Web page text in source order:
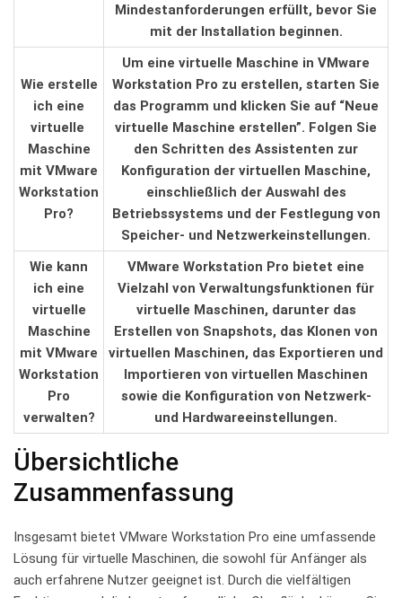
Mindestanforderungen erfüllt, bevor⁤ Sie
mit‍ der Installation⁢ beginnen.
Wie erstelle⁤
ich eine
virtuelle ​
Maschine
mit ⁢VMware
Workstation
Pro?
Um eine virtuelle Maschine in VMware
Workstation Pro zu erstellen, starten Sie
das Programm und klicken Sie ⁤auf “Neue
virtuelle Maschine ‌erstellen”.⁤ Folgen Sie‍
den Schritten des Assistenten zur
Konfiguration der ⁣virtuellen Maschine,
einschließlich der⁢ Auswahl‍ des⁢
Betriebssystems und der‌ Festlegung von
Speicher-⁢ und Netzwerkeinstellungen.
Wie kann
ich eine‌
virtuelle
Maschine
mit VMware
Workstation
‌Pro⁤
verwalten?
VMware Workstation Pro‍ bietet⁤ eine
Vielzahl⁣ von⁢ Verwaltungsfunktionen für
⁤virtuelle Maschinen, darunter das
Erstellen⁢ von Snapshots, ⁣das Klonen ⁢von
virtuellen Maschinen, das Exportieren und
Importieren von virtuellen ⁣Maschinen‌
sowie ⁢die Konfiguration von ‌Netzwerk-
und Hardwareeinstellungen.
Übersichtliche
Zusammenfassung
Insgesamt bietet VMware Workstation Pro eine umfassende
Lösung für virtuelle Maschinen, die sowohl für Anfänger als
auch erfahrene Nutzer geeignet ist. Durch die vielfältigen